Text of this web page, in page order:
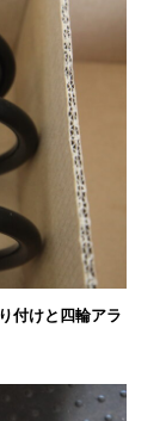
付けと四輪アラ